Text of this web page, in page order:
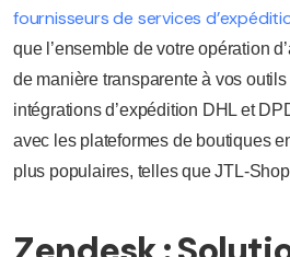
fournisseurs de services
que l’ensemble de votre opération
de manière transparente à vos
intégrations d’expédition DHL et
avec les plateformes de boutiques
plus populaires, telles que JTL-